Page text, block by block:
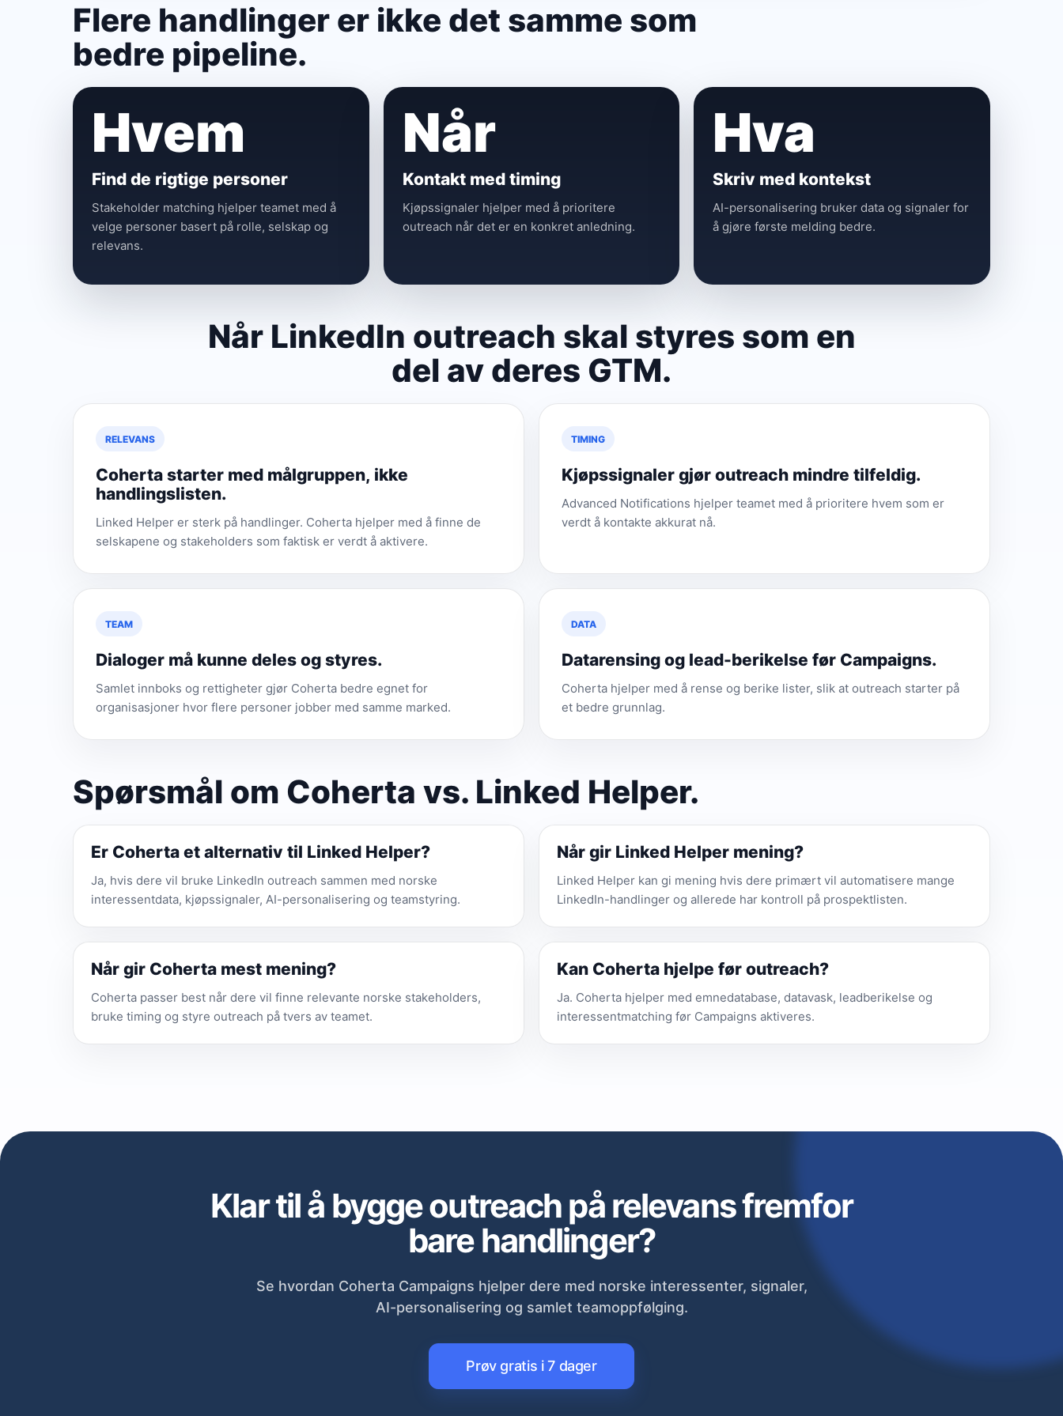
Flere handlinger er ikke det samme som
bedre pipeline.
Hvem
Find de rigtige personer
Stakeholder matching hjelper teamet med å
velge personer basert på rolle, selskap og
relevans.
Når
Kontakt med timing
Kjøpssignaler hjelper med å prioritere
outreach når det er en konkret anledning.
Hva
Skriv med kontekst
AI-personalisering bruker data og signaler for
å gjøre første melding bedre.
Når LinkedIn outreach skal styres som en
del av deres GTM.
RELEVANS
Coherta starter med målgruppen, ikke
handlingslisten.
Linked Helper er sterk på handlinger. Coherta hjelper med å finne de
selskapene og stakeholders som faktisk er verdt å aktivere.
TIMING
Kjøpssignaler gjør outreach mindre tilfeldig.
Advanced Notifications hjelper teamet med å prioritere hvem som er
verdt å kontakte akkurat nå.
TEAM
Dialoger må kunne deles og styres.
Samlet innboks og rettigheter gjør Coherta bedre egnet for
organisasjoner hvor flere personer jobber med samme marked.
DATA
Datarensing og lead-berikelse før Campaigns.
Coherta hjelper med å rense og berike lister, slik at outreach starter på
et bedre grunnlag.
Spørsmål om Coherta vs. Linked Helper.
Er Coherta et alternativ til Linked Helper?
Ja, hvis dere vil bruke LinkedIn outreach sammen med norske
interessentdata, kjøpssignaler, AI-personalisering og teamstyring.
Når gir Linked Helper mening?
Linked Helper kan gi mening hvis dere primært vil automatisere mange
LinkedIn-handlinger og allerede har kontroll på prospektlisten.
Når gir Coherta mest mening?
Coherta passer best når dere vil finne relevante norske stakeholders,
bruke timing og styre outreach på tvers av teamet.
Kan Coherta hjelpe før outreach?
Ja. Coherta hjelper med emnedatabase, datavask, leadberikelse og
interessentmatching før Campaigns aktiveres.
Klar til å bygge outreach på relevans fremfor
bare handlinger?
Se hvordan Coherta Campaigns hjelper dere med norske interessenter, signaler,
AI-personalisering og samlet teamoppfølging.
Prøv gratis i 7 dager